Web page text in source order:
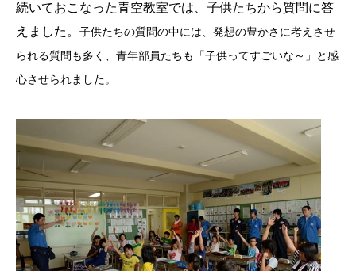
続いておこなった青空教室では、子供たちから質問に答
えました。 子供たちの質問の中には、発想の豊かさに考えさせ
られる質問も多く、青年部員たちも「子供ってすごいな～」と感
心させられました。